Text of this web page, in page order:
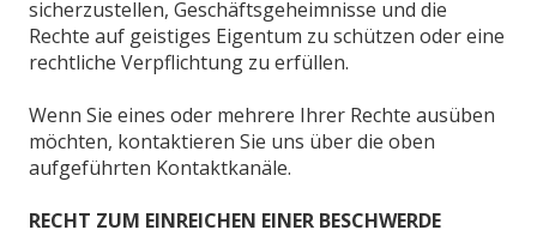
sicherzustellen, Geschäftsgeheimnisse und die
Rechte auf geistiges Eigentum zu schützen oder eine
rechtliche Verpflichtung zu erfüllen.
Wenn Sie eines oder mehrere Ihrer Rechte ausüben
möchten, kontaktieren Sie uns über die oben
aufgeführten Kontaktkanäle.
RECHT ZUM EINREICHEN EINER BESCHWERDE